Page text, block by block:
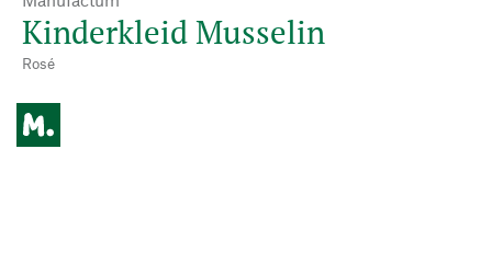
Kinderkleid Musselin
Rosé